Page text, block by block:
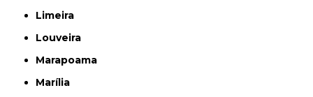
Limeira
Louveira
Marapoama
Marília